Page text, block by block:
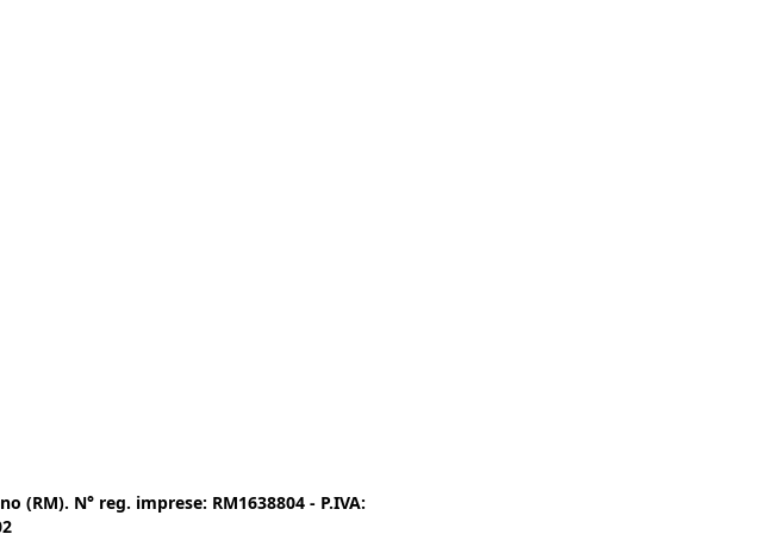
(RM). N° reg. imprese: RM1638804 - P.IVA: